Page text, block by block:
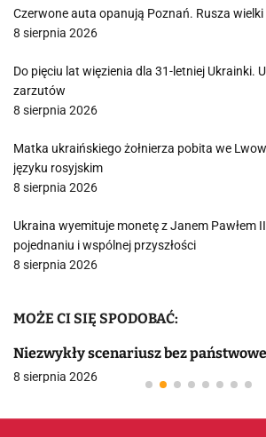
Czerwone auta opanują Poznań. Rusza wielki
8 sierpnia 2026
Do pięciu lat więzienia dla 31-letniej Ukrainki.
zarzutów
8 sierpnia 2026
Matka ukraińskiego żołnierza pobita we
języku rosyjskim
8 sierpnia 2026
Ukraina wyemituje monetę z Janem Pawłem
pojednaniu i wspólnej przyszłości
8 sierpnia 2026
MOŻE CI SIĘ SPODOBAĆ:
Niezwykły scenariusz bez
8 sierpnia 2026